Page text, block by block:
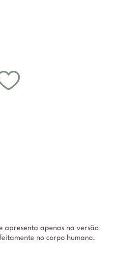
apresenta apenas na versão
no corpo humano.